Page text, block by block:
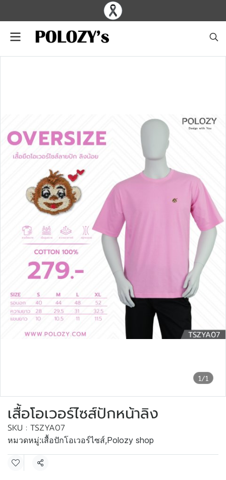
1/1
เสื้อโอเวอร์ไซส์ปักหน้าลิง
SKU : TSZYA07
หมวดหมู่:เสื้อปักโอเวอร์ไซส์,Polozy shop
แชร์